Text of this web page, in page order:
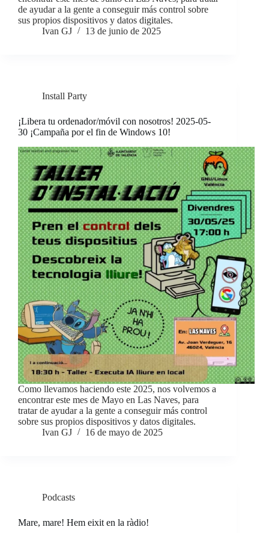
de ayudar a la gente a conseguir más control sobre
sus propios dispositivos y datos digitales.
Ivan GJ
13 de junio de 2025
Install Party
¡Libera tu ordenador/móvil con nosotros! 2025-05-
30 ¡Campaña por el fin de Windows 10!
Como llevamos haciendo este 2025, nos volvemos a
encontrar este mes de Mayo en Las Naves, para
tratar de ayudar a la gente a conseguir más control
sobre sus propios dispositivos y datos digitales.
Ivan GJ
16 de mayo de 2025
Podcasts
Mare, mare! Hem eixit en la ràdio!